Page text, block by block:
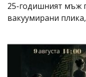
25-годишният мъж
вакуумирани